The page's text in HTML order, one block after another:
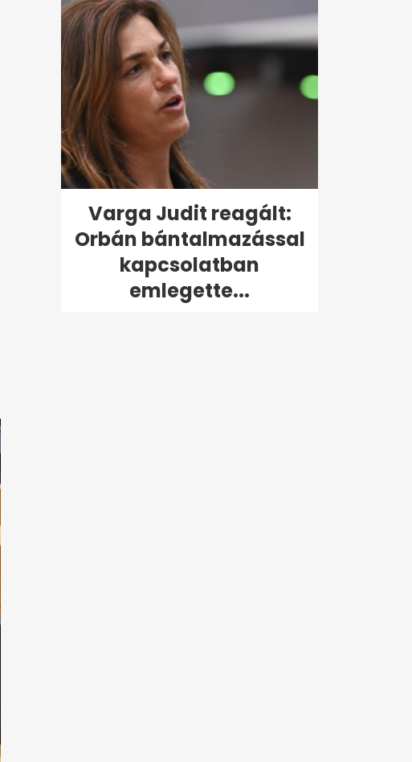
Varga Judit reagált:
Orbán bántalmazással
kapcsolatban
emlegette...